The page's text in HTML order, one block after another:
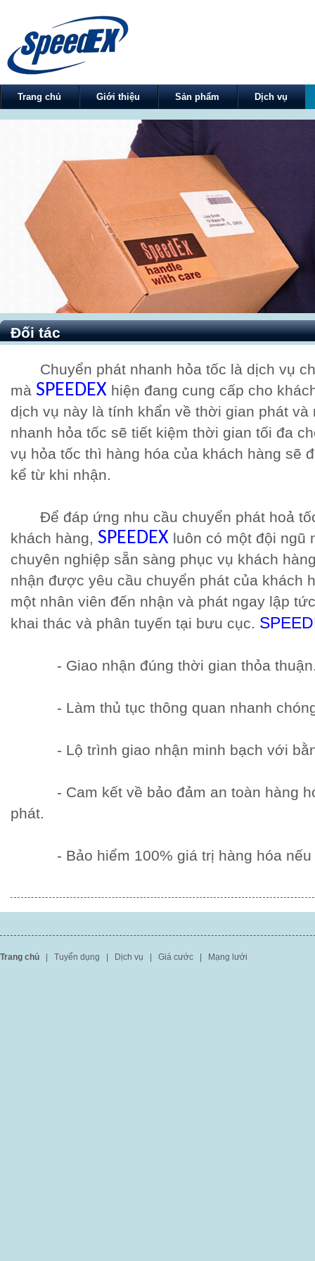
Trang chủ Giới thiệu Sản phẩm Dịch vụ
Đối tác
Chuyển phát nhanh hỏa tốc là dịch vụ
mà SPEEDEX hiện đang cung cấp cho
dịch vụ này là tính khẩn về thời gian phát
nhanh hỏa tốc sẽ tiết kiệm thời gian tối đa
vụ hỏa tốc thì hàng hóa của khách hàng sẽ
kể từ khi nhận.
Để đáp ứng nhu cầu chuyển phát hoả
khách hàng, SPEEDEX luôn có một đội ngũ
chuyên nghiệp sẵn sàng phục vụ khách
nhận được yêu cầu chuyển phát của khách
một nhân viên đến nhận và phát ngay lập
khai thác và phân tuyến tại bưu cục.
- Giao nhận đúng thời gian thỏa
- Làm thủ tục thông quan nhanh
- Lộ trình giao nhận minh bạch với
- Cam kết về bảo đảm an toàn hàng
phát.
- Bảo hiểm 100% giá trị hàng hóa nếu
Trang chủ Tuyển dụng Dịch vụ Giá cước Mạng lưới